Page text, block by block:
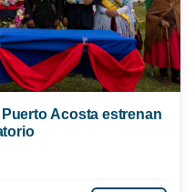
Acosta estrenan